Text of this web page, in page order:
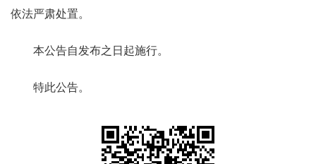
依法严肃处置。
本公告自发布之日起施行。
特此公告。